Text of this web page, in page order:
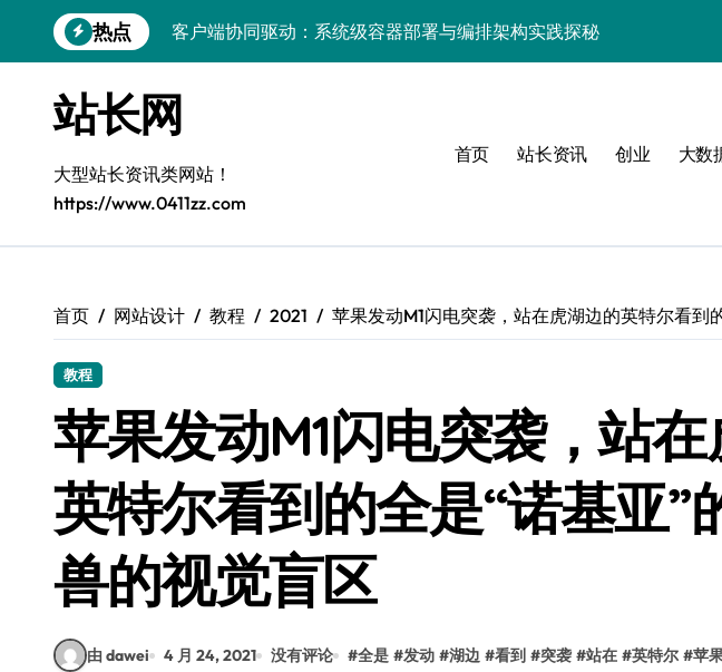
到
热点
客户端协同驱动：系统级容器部署与编排架构实践探秘
容器技术领航，编排策略赋能：打造服务器高效运维新生态
容器部署与编排优化：赋能高效运维
容器部署与编排：重塑服务器管理新范式
破局之道：大模型平台安全运营实战
VR创业新路径：模式创新与平台化双轮驱动
科技赋能：系统容器优化与高效编排驱动服务器性能跃升
站长网
大型站长资讯类网站！
https://www.0411zz.com
首页 站长资讯 创业 大数
首页 网站设计 教程 2021 苹果发动M1闪电突袭，站在虎湖边的英特尔看到
教程
苹果发动M1闪电突袭，站
英特尔看到的全是“诺基亚”
兽的视觉盲区
由 dawei 4 月 24, 2021 没有评论 #全是 #发动 #湖边 #看到 #突袭 #站在 #英特尔 #苹